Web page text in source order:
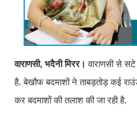
वाराणसी, भदैनी मिरर।वाराणसी से
है. बेखौफ बदमाशों ने ताबड़तोड़ कई
कर बदमाशों की तलाश की जा रही है.